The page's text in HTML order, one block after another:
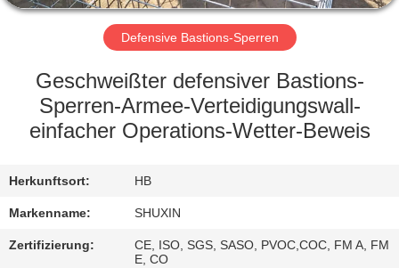
WERKSBESICHTIGUNG
QUALITÄTSKONTROLLE
KONTAKT
UNS
NACHRICHTEN
Defensive Bastions-Sperren
Geschweißter defensiver Bastions-
Sperren-Armee-Verteidigungswall-
einfacher Operations-Wetter-Beweis
Herkunftsort: HB
Markenname: SHUXIN
Zertifizierung:
CE, ISO, SGS, SASO, PVOC,COC, FM A, FM
E, CO